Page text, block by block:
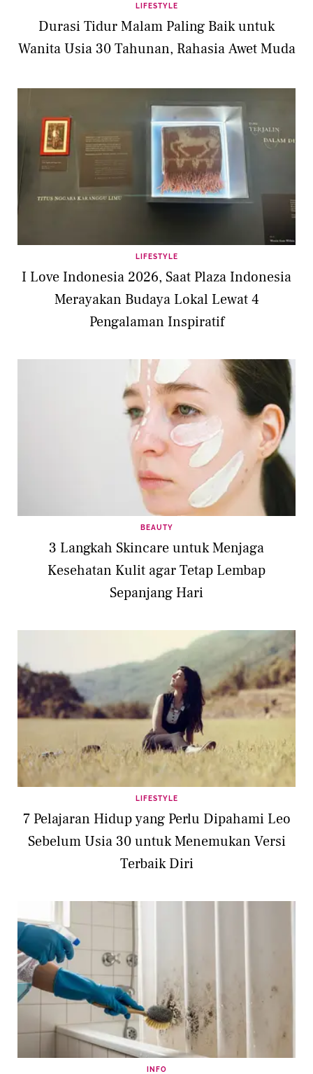
LIFESTYLE
Durasi Tidur Malam Paling Baik untuk
Wanita Usia 30 Tahunan, Rahasia Awet Muda
LIFESTYLE
I Love Indonesia 2026, Saat Plaza Indonesia
Merayakan Budaya Lokal Lewat 4
Pengalaman Inspiratif
BEAUTY
3 Langkah Skincare untuk Menjaga
Kesehatan Kulit agar Tetap Lembap
Sepanjang Hari
LIFESTYLE
7 Pelajaran Hidup yang Perlu Dipahami Leo
Sebelum Usia 30 untuk Menemukan Versi
Terbaik Diri
INFO